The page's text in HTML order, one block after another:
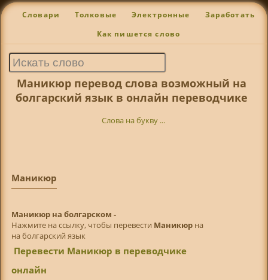
Словари Толковые Электронные Заработать
Как пишется слово
Маникюр перевод слова возможный на
болгарский язык в онлайн переводчике
Слова на букву ...
Маникюр
Маникюр на болгарском -
Нажмите на ссылку, чтобы перевести Маникюрна
на болгарский язык
Перевести Маникюр в переводчике
онлайн